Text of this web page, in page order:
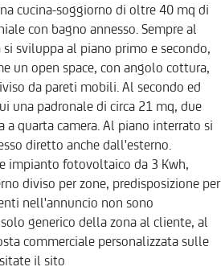
cucina-soggiorno di oltre 40 mq di
con bagno annesso. Sempre al
sviluppa al piano primo e secondo,
un open space, con angolo cottura,
da pareti mobili. Al secondo ed
una padronale di circa 21 mq, due
a quarta camera. Al piano interrato si
diretto anche dall'esterno.
impianto fotovoltaico da 3 Kwh,
diviso per zone, predisposizione per
nell'annuncio non sono
generico della zona al cliente, al
commerciale personalizzata sulle
il sito